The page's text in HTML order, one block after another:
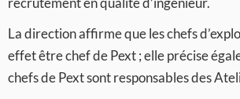
La direction affirme que les chefs
effet être chef de Pext ; elle précise
chefs de Pext sont responsables des